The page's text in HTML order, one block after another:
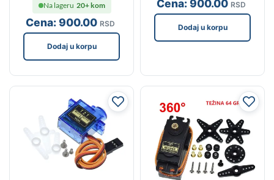
Cena:900.00 RSD
Na lageru 20+ kom
Dodaj u korpu
Cena:900.00 RSD
Dodaj u korpu